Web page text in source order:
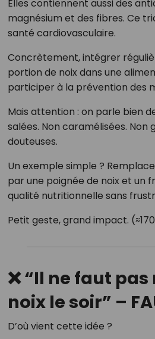
Elles contiennent aussi des
magnésium et des fibres. Ce
santé cardiovasculaire.
Concrètement, intégrer
portion de noix dans une
participer à la prévention des
Mais attention : on parle bien
salées. Non caramélisées. Non
douteuses.
Un exemple simple ?
par une poignée de noix et un
qualité nutritionnelle sans
Petit geste, grand impact.
❌ “Il ne faut
noix le soir” –
D’où vient cette idée ?